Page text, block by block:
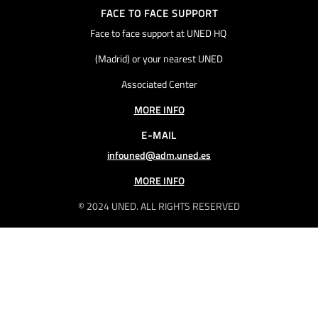
© 2024 UNED. ALL RIGHTS RESERVED
FACE TO FACE SUPPORT
Face to face support at UNED HQ
(Madrid) or your nearest UNED
Associated Center
MORE INFO
E-MAIL
infouned@adm.uned.es
MORE INFO